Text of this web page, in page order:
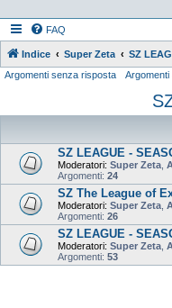
FAQ
Indice Super Zeta SZ
Argomenti senza risposta Argomenti
SZ LEAGUE -
Moderatori: Super Zeta
Argomenti: 24
SZ The League of
Moderatori: Super Zeta
Argomenti: 26
SZ LEAGUE -
Moderatori: Super Zeta
Argomenti: 53